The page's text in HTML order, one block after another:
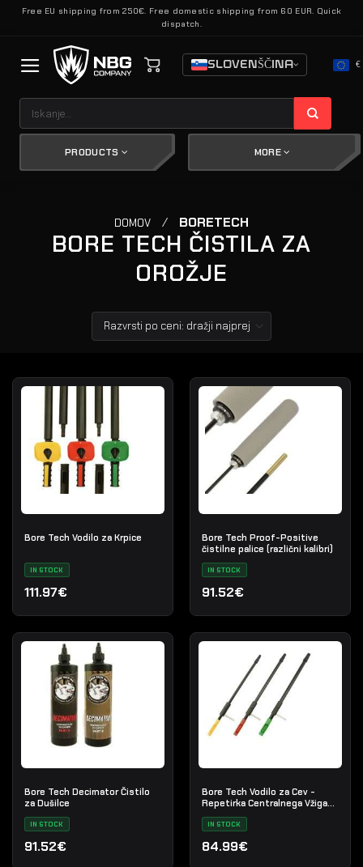
SkočiFree EU shipping from 250€. Free domestic shipping from 60 EUR. Quick
dispatch.
SLOVENŠČINA €
PRODUCTS MORE
DOMOV / BORETECH
BORE TECH ČISTILA ZA
OROŽJE
Bore Tech Vodilo za Krpice
IN STOCK
111.97€
Bore Tech Proof-Positive
čistilne palice (različni kalibri)
IN STOCK
91.52€
Bore Tech Decimator Čistilo
za Dušilce
IN STOCK
91.52€
Bore Tech Vodilo za Cev -
Repetirka Centralnega Vžiga
(8mm/.416 Cal)
IN STOCK
84.99€